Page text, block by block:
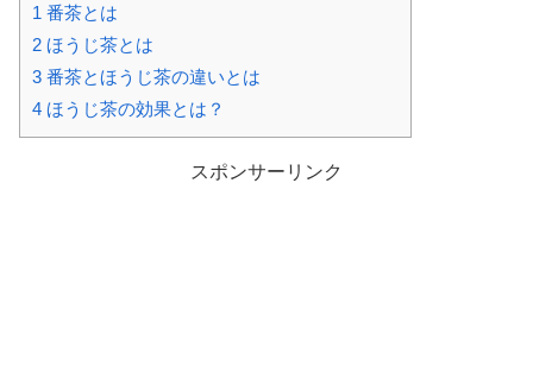
1 番茶とは
2 ほうじ茶とは
3 番茶とほうじ茶の違いとは
4 ほうじ茶の効果とは？
スポンサーリンク